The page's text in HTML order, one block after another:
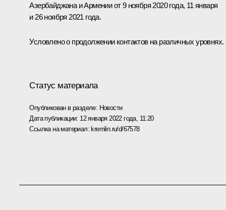
Азербайджана и Армении от9 ноября 2020 года, 11 января
и 26 ноября 2021 года.
Условлено о продолжении контактов на различных уровнях.
Статус материала
Опубликован в разделе: Новости
Дата публикации: 12 января 2022 года, 11:20
Ссылка на материал: kremlin.ru/d/67578